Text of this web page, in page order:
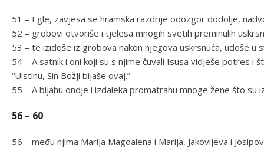
51 – I gle, zavjesa se hramska razdrije odozgor dodolje,
52 – grobovi otvoriše i tjelesa mnogih svetih preminulih
53 – te iziđoše iz grobova nakon njegova uskrsnuća, uđoše u
54 – A satnik i oni koji su s njime čuvali Isusa vidješe potres i
“Uistinu, Sin Božji bijaše ovaj.”
55 – A bijahu ondje i izdaleka promatrahu mnoge žene što su
56 – 60
56 – među njima Marija Magdalena i Marija, Jakovljeva i